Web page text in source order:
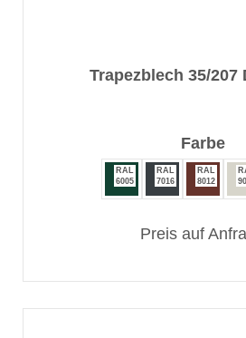
Trapezblech 35/207
Farbe
RAL
6005
RAL
7016
RAL
8012
Preis auf